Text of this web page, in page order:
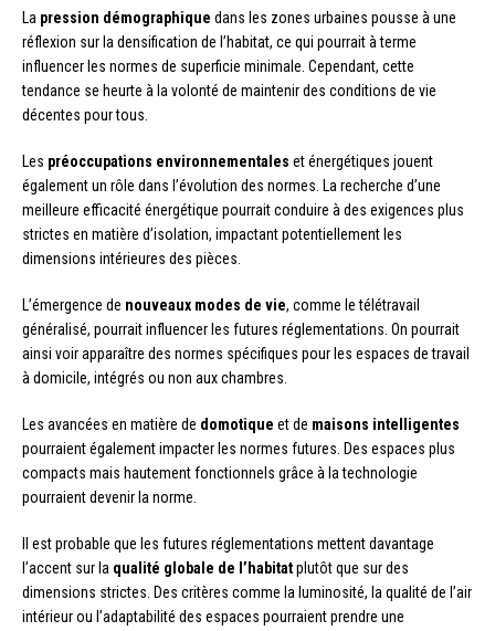
La pression démographique dans les zones urbaines pousse à une
réflexion sur la densification de l’habitat, ce qui pourrait à terme
influencer les normes de superficie minimale. Cependant, cette
tendance se heurte à la volonté de maintenir des conditions de vie
décentes pour tous.
Les préoccupations environnementales et énergétiques jouent
également un rôle dans l’évolution des normes. La recherche d’une
meilleure efficacité énergétique pourrait conduire à des exigences plus
strictes en matière d’isolation, impactant potentiellement les
dimensions intérieures des pièces.
L’émergence de nouveaux modes de vie, comme le télétravail
généralisé, pourrait influencer les futures réglementations. On pourrait
ainsi voir apparaître des normes spécifiques pour les espaces de travail
à domicile, intégrés ou non aux chambres.
Les avancées en matière de domotique et de maisons intelligentes
pourraient également impacter les normes futures. Des espaces plus
compacts mais hautement fonctionnels grâce à la technologie
pourraient devenir la norme.
Il est probable que les futures réglementations mettent davantage
l’accent sur la qualité globale de l’habitatplutôt que sur des
dimensions strictes. Des critères comme la luminosité, la qualité de l’air
intérieur ou l’adaptabilité des espaces pourraient prendre une